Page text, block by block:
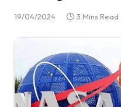
19/04/2024 3 Mins Read